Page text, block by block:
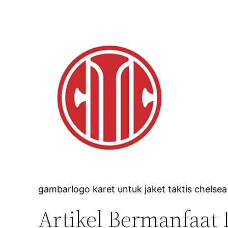
gambarlogo karet untuk jaket taktis chelsea
Artikel Bermanfaat